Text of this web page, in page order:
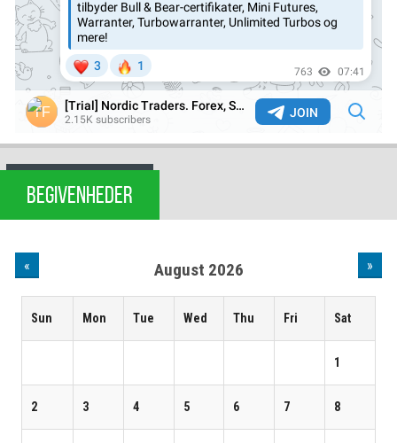
BEGIVENHEDER
« August 2026 »
Sun Mon Tue Wed Thu Fri Sat
1
2 3 4 5 6 7 8